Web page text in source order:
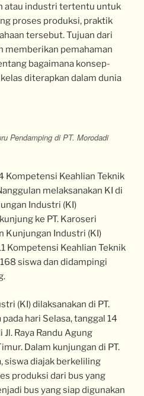
atau industri tertentu untuk
proses produksi, praktik
tersebut. Tujuan dari
memberikan pemahaman
bagaimana konsep-
diterapkan dalam dunia
Pendamping di PT. Morodadi
Kompetensi Keahlian Teknik
melaksanakan KI di
Industri (KI)
ke PT. Karoseri
Kunjungan Industri (KI)
Kompetensi Keahlian Teknik
siswa dan didampingi
(KI) dilaksanakan di PT.
hari Selasa, tanggal 14
Raya Randu Agung
Dalam kunjungan di PT.
siswa diajak berkeliling
produksi dari bus yang
bus yang siap digunakan